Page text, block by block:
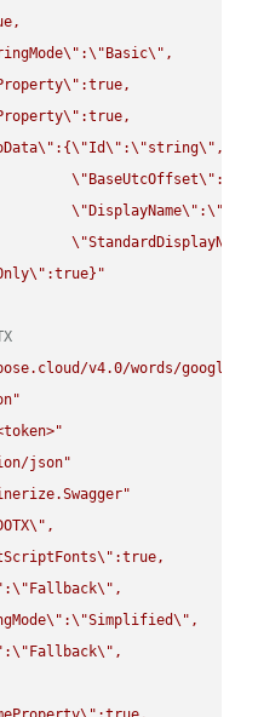
\" :\" Basic\" ,
\" :true,
\" :true,
\" :{\"Id\" :\"string\" ,
\" BaseUtcOffset\" :
\" DisplayName\" :\"
\"StandardDisplayName
\" :true}"
v4.0/words/
json"
\" ,
\" :true,
:\" Fallback\" ,
\" :\"Simplified\" ,
:\" Fallback\" ,